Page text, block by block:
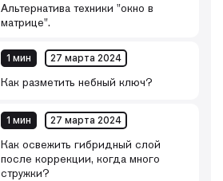
Альтернатива техники "окно в
матрице".
1 мин 27 марта 2024
Как разметить небный ключ?
1 мин 27 марта 2024
Как освежить гибридный слой
после коррекции, когда много
стружки?